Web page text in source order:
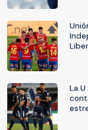
La